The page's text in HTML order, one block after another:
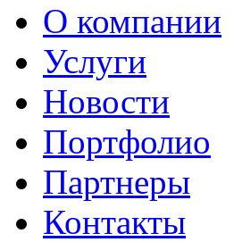
О компании
Услуги
Новости
Портфолио
Партнеры
Контакты